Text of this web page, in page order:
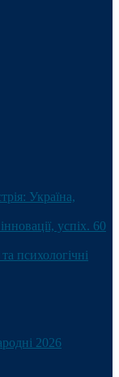
Україна,
успіх. 60
психологічні
2026